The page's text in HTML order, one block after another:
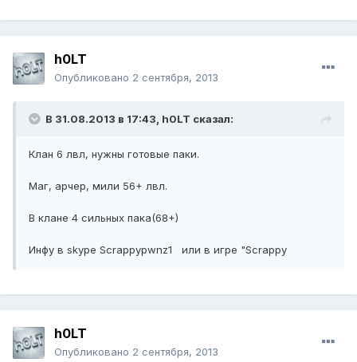
h0LT
Опубликовано 2 сентября, 2013
В 31.08.2013 в 17:43, h0LT сказал:
Клан 6 лвл, нужны готовые паки.
Маг, арчер, мили 56+ лвл.
В клане 4 сильных пака(68+)
Инфу в skype Scrappypwnz1 или в игре "Scrappy
h0LT
Опубликовано 2 сентября, 2013